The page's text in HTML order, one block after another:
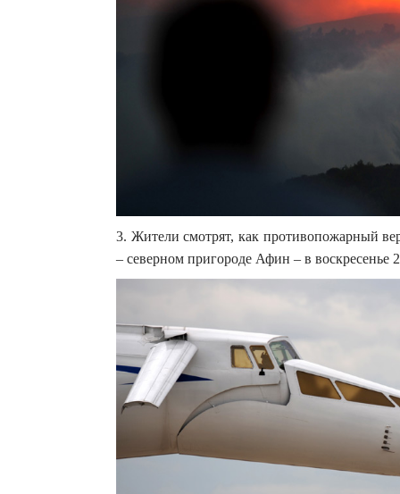
3. Жители смотрят, как противопожарный
– северном пригороде Афин – в воскресенье